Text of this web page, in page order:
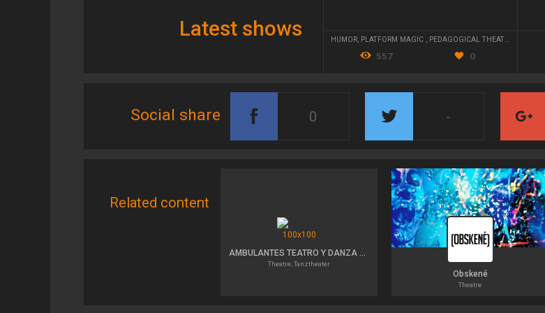
Latest shows HUMOR, PLATFORM MAGIC , PEDAGOGICAL THEATRE
557 0
Social share 0 -
Related content
AMBULANTES TEATRO Y DANZA S.L.
Theatre, Tanztheater
Obskené
Theatre